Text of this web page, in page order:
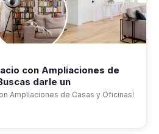
con Ampliaciones de
darle un
Ampliaciones de Casas y Oficinas!